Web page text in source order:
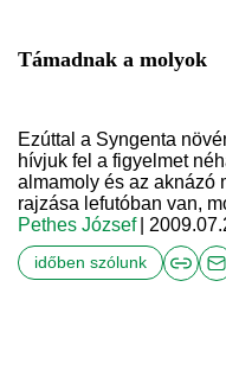
Támadnak a molyok
Ezúttal a Syngenta
hívjuk fel a figyelmet
almamoly és az aknázó
rajzása lefutóban van,
Pethes József
|
időben szólunk